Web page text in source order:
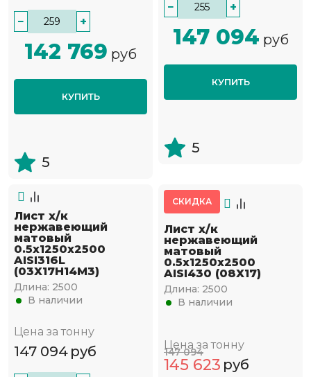
− +
142 769 руб
КУПИТЬ
5
− +
147 094 руб
КУПИТЬ
5
Лист х/к
нержавеющий
матовый
0.5х1250х2500
AISI316L
(03Х17Н14М3)
Длина: 2500
В наличии
Цена за тонну
147 094 руб
СКИДКА
Лист х/к
нержавеющий
матовый
0.5х1250х2500
AISI430 (08Х17)
Длина: 2500
В наличии
Цена за тонну
147 094
145 623 руб